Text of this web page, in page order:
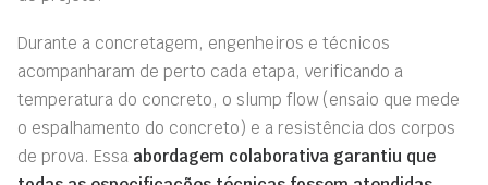
Durante a concretagem, engenheiros e técnicos
acompanharam de perto cada etapa, verificando a
temperatura do concreto, o slump flow (ensaio que mede
o espalhamento do concreto) e a resistência dos corpos
de prova. Essa abordagem colaborativa garantiu que